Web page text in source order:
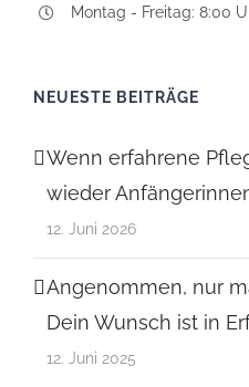
Montag - Freitag: 8:00
NEUESTE BEITRÄGE
Wenn erfahrene
wieder
12. Juni 2026
Angenommen, nur
Dein Wunsch ist in
12. Juni 2025